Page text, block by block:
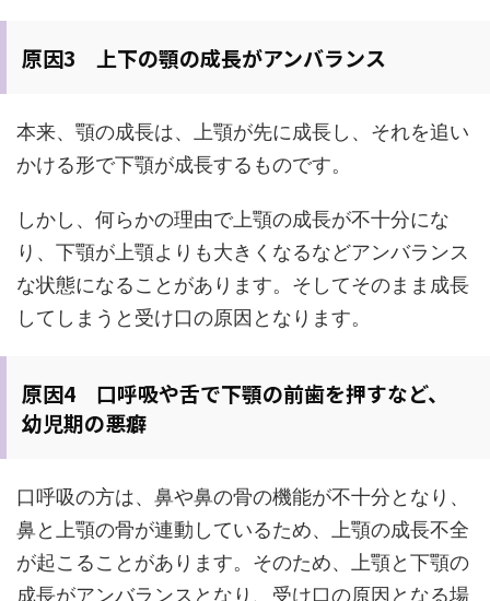
原因3 上下の顎の成長がアンバランス
本来、顎の成長は、上顎が先に成長し、それを追い
かける形で下顎が成長するものです。
しかし、何らかの理由で上顎の成長が不十分にな
り、下顎が上顎よりも大きくなるなどアンバランス
な状態になることがあります。そしてそのまま成長
してしまうと受け口の原因となります。
原因4 口呼吸や舌で下顎の前歯を押すなど、
幼児期の悪癖
口呼吸の方は、鼻や鼻の骨の機能が不十分となり、
鼻と上顎の骨が連動しているため、上顎の成長不全
が起こることがあります。そのため、上顎と下顎の
成長がアンバランスとなり、受け口の原因となる場